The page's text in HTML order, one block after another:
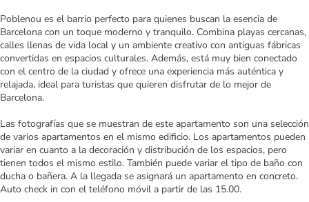
Poblenou es el barrio perfecto para quienes buscan la esencia de
Barcelona con un toque moderno y tranquilo. Combina playas cercanas,
calles llenas de vida local y un ambiente creativo con antiguas fábricas
convertidas en espacios culturales. Además, está muy bien conectado
con el centro de la ciudad y ofrece una experiencia más auténtica y
relajada, ideal para turistas que quieren disfrutar de lo mejor de
Barcelona.
Las fotografías que se muestran de este apartamento son una selección
de varios apartamentos en el mismo edificio. Los apartamentos pueden
variar en cuanto a la decoración y distribución de los espacios, pero
tienen todos el mismo estilo. También puede variar el tipo de baño con
ducha o bañera. A la llegada se asignará un apartamento en concreto.
Auto check in con el teléfono móvil a partir de las 15.00.